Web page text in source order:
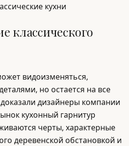
кухни
классического
видоизменяться,
но остается на все
дизайнеры компании
кухонный гарнитур
черты, характерные
деревенской обстановкой и